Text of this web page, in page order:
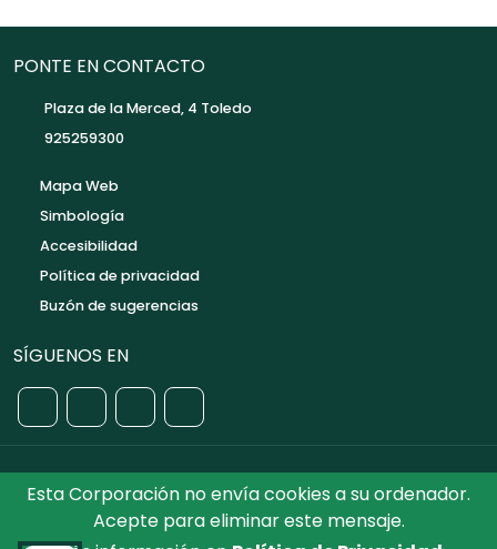
Esta Corporación no envía cookies a su ordenador.
Acepte para eliminar este mensaje.
PONTE EN CONTACTO
Plaza de la Merced, 4 Toledo
925259300
Mapa Web
Simbología
Accesibilidad
Política de privacidad
Buzón de sugerencias
SÍGUENOS EN
©2026 Diputación de Toledo. Reservados todos los
Derechos. Diseñado por Diputación de Toledo